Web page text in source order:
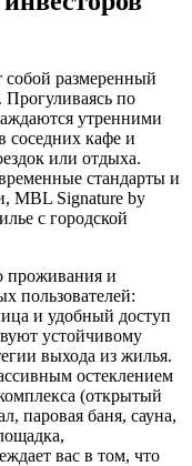
размеренный
Прогуливаясь по
утренними
соседних кафе и
или отдыха.
стандарты и
MBL Signature by
с городской
проживания и
пользователей:
и удобный доступ
устойчивому
выхода из жилья.
остеклением
(открытый
паровая баня, сауна,
вас в том, что